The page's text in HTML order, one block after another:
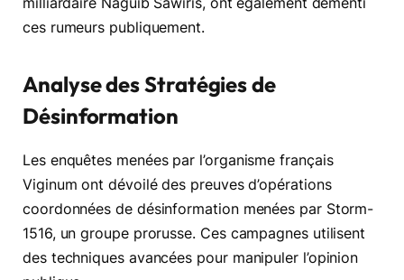
ces rumeurs publiquement.
Analyse des Stratégies de
Désinformation
Les enquêtes menées par l’organisme français
Viginum ont dévoilé des preuves d’opérations
coordonnées de désinformation menées par Storm-
1516, un groupe prorusse. Ces campagnes utilisent
des techniques avancées pour manipuler l’opinion